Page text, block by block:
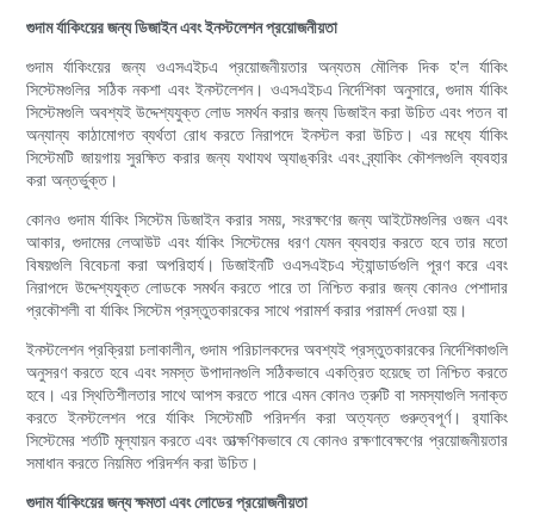
গুদাম র্যাকিংয়ের জন্য ডিজাইন এবং ইনস্টলেশন প্রয়োজনীয়তা
গুদাম র্যাকিংয়ের জন্য ওএসএইচএ প্রয়োজনীয়তার অন্যতম মৌলিক দিক হ'ল র্যাকিং
সিস্টেমগুলির সঠিক নকশা এবং ইনস্টলেশন। ওএসএইচএ নির্দেশিকা অনুসারে, গুদাম র্যাকিং
সিস্টেমগুলি অবশ্যই উদ্দেশ্যযুক্ত লোড সমর্থন করার জন্য ডিজাইন করা উচিত এবং পতন বা
অন্যান্য কাঠামোগত ব্যর্থতা রোধ করতে নিরাপদে ইনস্টল করা উচিত। এর মধ্যে র্যাকিং
সিস্টেমটি জায়গায় সুরক্ষিত করার জন্য যথাযথ অ্যাঙ্করিং এবং ব্র্যাকিং কৌশলগুলি ব্যবহার
করা অন্তর্ভুক্ত।
কোনও গুদাম র্যাকিং সিস্টেম ডিজাইন করার সময়, সংরক্ষণের জন্য আইটেমগুলির ওজন এবং
আকার, গুদামের লেআউট এবং র্যাকিং সিস্টেমের ধরণ যেমন ব্যবহার করতে হবে তার মতো
বিষয়গুলি বিবেচনা করা অপরিহার্য। ডিজাইনটি ওএসএইচএ স্ট্যান্ডার্ডগুলি পূরণ করে এবং
নিরাপদে উদ্দেশ্যযুক্ত লোডকে সমর্থন করতে পারে তা নিশ্চিত করার জন্য কোনও পেশাদার
প্রকৌশলী বা র্যাকিং সিস্টেম প্রস্তুতকারকের সাথে পরামর্শ করার পরামর্শ দেওয়া হয়।
ইনস্টলেশন প্রক্রিয়া চলাকালীন, গুদাম পরিচালকদের অবশ্যই প্রস্তুতকারকের নির্দেশিকাগুলি
অনুসরণ করতে হবে এবং সমস্ত উপাদানগুলি সঠিকভাবে একত্রিত হয়েছে তা নিশ্চিত করতে
হবে। এর স্থিতিশীলতার সাথে আপস করতে পারে এমন কোনও ত্রুটি বা সমস্যাগুলি সনাক্ত
করতে ইনস্টলেশন পরে র্যাকিং সিস্টেমটি পরিদর্শন করা অত্যন্ত গুরুত্বপূর্ণ। র‌্যাকিং
সিস্টেমের শর্তটি মূল্যায়ন করতে এবং তাত্ক্ষণিকভাবে যে কোনও রক্ষণাবেক্ষণের প্রয়োজনীয়তার
সমাধান করতে নিয়মিত পরিদর্শন করা উচিত।
গুদাম র্যাকিংয়ের জন্য ক্ষমতা এবং লোডের প্রয়োজনীয়তা